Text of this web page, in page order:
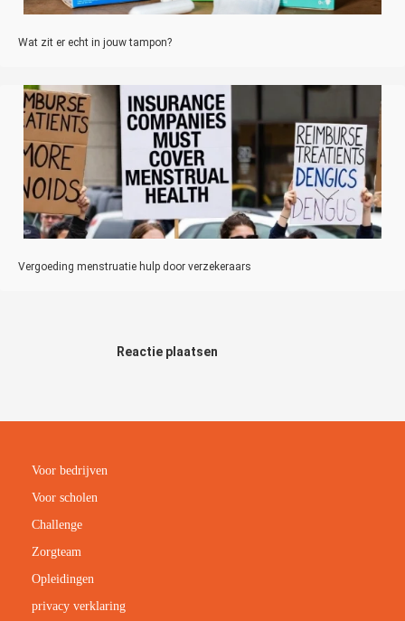
Wat zit er echt in jouw tampon?
Vergoeding menstruatie hulp door verzekeraars
Reactie plaatsen
Voor bedrijven
Voor scholen
Challenge
Zorgteam
Opleidingen
privacy verklaring